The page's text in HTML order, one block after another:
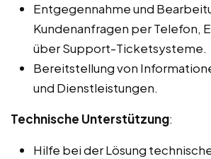
Entgegennahme und
Kundenanfragen per Telefon,
über Support-Ticketsysteme.
Bereitstellung von
und Dienstleistungen.
Technische Unterstützung:
Hilfe bei der Lösung